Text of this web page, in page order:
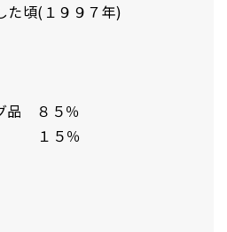
た頃(１９９７年)
品 ８５％
１５％